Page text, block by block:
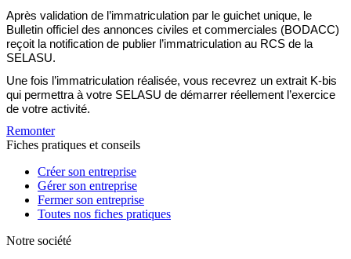
Après validation de l’immatriculation par le guichet unique, le
Bulletin officiel des annonces civiles et commerciales (BODACC)
reçoit la notification de publier l’immatriculation au RCS de la
SELASU.
Une fois l’immatriculation réalisée, vous recevrez un extrait K-bis
qui permettra à votre SELASU de démarrer réellement l’exercice
de votre activité.
Remonter
Fiches pratiques et conseils
Créer son entreprise
Gérer son entreprise
Fermer son entreprise
Toutes nos fiches pratiques
Notre société